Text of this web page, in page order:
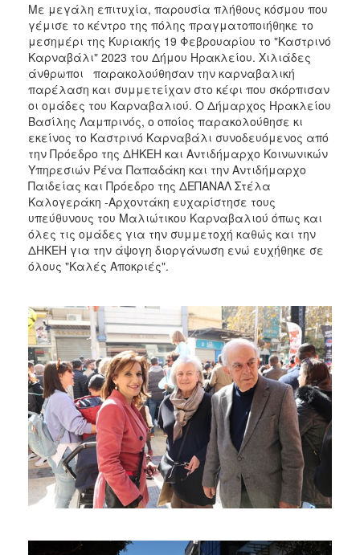
ΠΟΛΙΤΙΣΜΟΣ
ΑΝΘΕΚΤΙΚΗ
ΠΟΛΗ
Με μεγάλη επιτυχία, παρουσία πλήθους κόσμου που
γέμισε το κέντρο της πόλης πραγματοποιήθηκε το
μεσημέρι της Κυριακής 19 Φεβρουαρίου το "Καστρινό
Καρναβάλι" 2023 του Δήμου Ηρακλείου. Χιλιάδες
άνθρωποι παρακολούθησαν την καρναβαλική
παρέλαση και συμμετείχαν στο κέφι που σκόρπισαν
οι ομάδες του Καρναβαλιού. Ο Δήμαρχος Ηρακλείου
Βασίλης Λαμπρινός, ο οποίος παρακολούθησε κι
εκείνος το Καστρινό Καρναβάλι συνοδευόμενος από
την Πρόεδρο της ΔΗΚΕΗ και Αντιδήμαρχο Κοινωνικών
Υπηρεσιών Ρένα Παπαδάκη και την Αντιδήμαρχο
Παιδείας και Πρόεδρο της ΔΕΠΑΝΑΛ Στέλα
Καλογεράκη -Αρχοντάκη ευχαρίστησε τους
υπεύθυνους του Μαλιώτικου Καρναβαλιού όπως και
όλες τις ομάδες για την συμμετοχή καθώς και την
ΔΗΚΕΗ για την άψογη διοργάνωση ενώ ευχήθηκε σε
όλους "Καλές Αποκριές".